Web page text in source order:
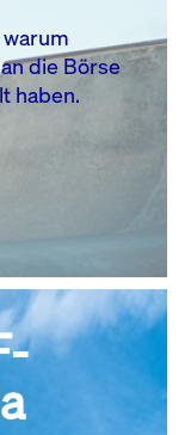
22
23
die Börse
haben.